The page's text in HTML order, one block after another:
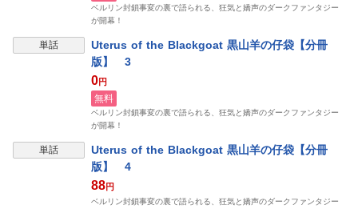
ベルリン封鎖事変の裏で語られる、狂気と嬌声のダークファンタジー
が開幕！
単話
Uterus of the Blackgoat 黒山羊の仔袋【分冊
版】 3
0円
無料
ベルリン封鎖事変の裏で語られる、狂気と嬌声のダークファンタジー
が開幕！
単話
Uterus of the Blackgoat 黒山羊の仔袋【分冊
版】 4
88円
ベルリン封鎖事変の裏で語られる、狂気と嬌声のダークファンタジー